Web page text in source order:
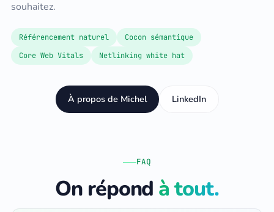
souhaitez.
Référencement naturel
Cocon sémantique
Core Web Vitals
Netlinking white hat
À propos de Michel LinkedIn
FAQ
On répond à tout.